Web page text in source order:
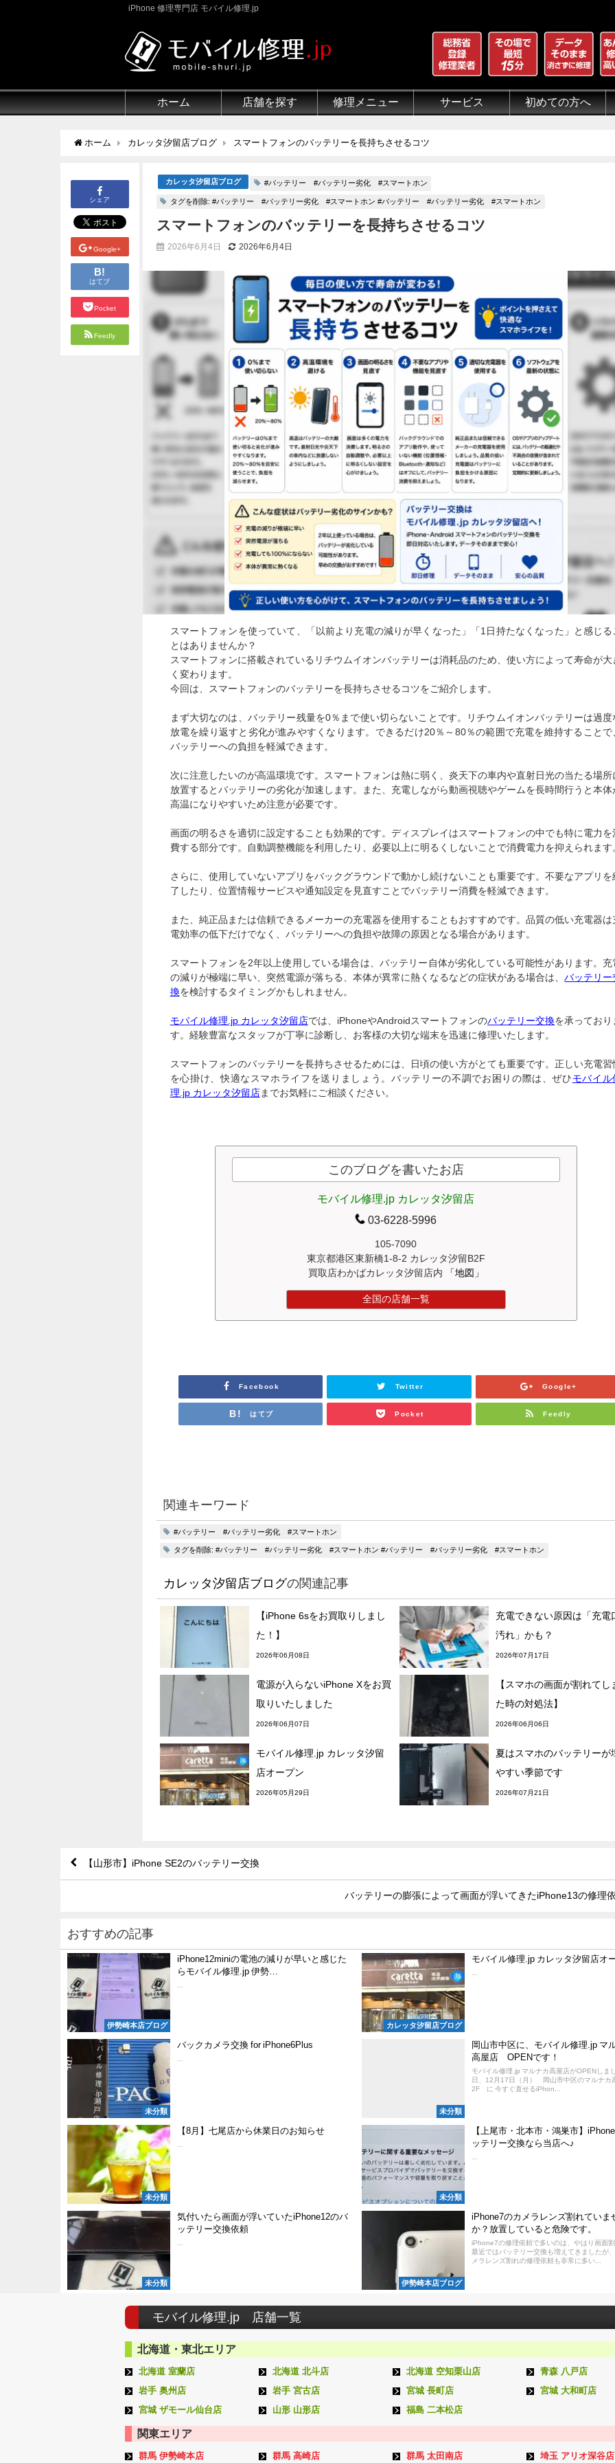
iPhone 修理専門店 モバイル修理.jp
ホーム 店舗を探す 修理メニュー サービス 初めての方へ
ホーム カレッタ汐留店ブログ スマートフォンのバッテリーを長持ちさせるコツ
シェア
Google+
B!
はてブ
Pocket
Feedly
カレッタ汐留店ブログ #バッテリー #バッテリー劣化 #スマートホン
タグを削除: #バッテリー #バッテリー劣化 #スマートホン #バッテリー #バッテリー劣化 #スマートホン
スマートフォンのバッテリーを長持ちさせるコツ
2026年6月4日 2026年6月4日
スマートフォンを使っていて、「以前より充電の減りが早くなった」「1日持たなくなった」と感じる
とはありませんか？
スマートフォンに搭載されているリチウムイオンバッテリーは消耗品のため、使い方によって寿命が大
く変わります。
今回は、スマートフォンのバッテリーを長持ちさせるコツをご紹介します。
まず大切なのは、バッテリー残量を0％まで使い切らないことです。リチウムイオンバッテリーは過度
放電を繰り返すと劣化が進みやすくなります。できるだけ20％～80％の範囲で充電を維持することで
バッテリーへの負担を軽減できます。
次に注意したいのが高温環境です。スマートフォンは熱に弱く、炎天下の車内や直射日光の当たる場所
放置するとバッテリーの劣化が加速します。また、充電しながら動画視聴やゲームを長時間行うと本体
高温になりやすいため注意が必要です。
画面の明るさを適切に設定することも効果的です。ディスプレイはスマートフォンの中でも特に電力を
費する部分です。自動調整機能を利用したり、必要以上に明るくしないことで消費電力を抑えられます
さらに、使用していないアプリをバックグラウンドで動かし続けないことも重要です。不要なアプリを
了したり、位置情報サービスや通知設定を見直すことでバッテリー消費を軽減できます。
また、純正品または信頼できるメーカーの充電器を使用することもおすすめです。品質の低い充電器は
電効率の低下だけでなく、バッテリーへの負担や故障の原因となる場合があります。
スマートフォンを2年以上使用している場合は、バッテリー自体が劣化している可能性があります。充
の減りが極端に早い、突然電源が落ちる、本体が異常に熱くなるなどの症状がある場合は、バッテリー
換を検討するタイミングかもしれません。
モバイル修理.jp カレッタ汐留店では、iPhoneやAndroidスマートフォンのバッテリー交換を承っており
す。経験豊富なスタッフが丁寧に診断し、お客様の大切な端末を迅速に修理いたします。
スマートフォンのバッテリーを長持ちさせるためには、日頃の使い方がとても重要です。正しい充電習
を心掛け、快適なスマホライフを送りましょう。バッテリーの不調でお困りの際は、ぜひ モバイル
理.jp カレッタ汐留店までお気軽にご相談ください。
このブログを書いたお店
モバイル修理.jp カレッタ汐留店
03-6228-5996
105-7090
東京都港区東新橋1-8-2 カレッタ汐留B2F
買取店わかばカレッタ汐留店内
「地図」
全国の店舗一覧
Facebook Twitter Google+
はてブ Pocket Feedly
関連キーワード
#バッテリー #バッテリー劣化 #スマートホン
タグを削除: #バッテリー #バッテリー劣化 #スマートホン #バッテリー #バッテリー劣化 #スマートホン
カレッタ汐留店ブログの関連記事
【iPhone 6sをお買取りしまし
た！】
2026年06月08日
充電できない原因は「充電
汚れ」かも？
2026年07月17日
電源が入らないiPhone Xをお買
取りいたしました
2026年06月07日
【スマホの画面が割れてし
た時の対処法】
2026年06月06日
モバイル修理.jp カレッタ汐留
店オープン
2026年05月29日
夏はスマホのバッテリーが
やすい季節です
2026年07月21日
【山形市】iPhone SE2のバッテリー交換
バッテリーの膨張によって画面が浮いてきたiPhone13の修理
おすすめの記事
伊勢崎本店ブログ
iPhone12miniの電池の減りが早いと感じた
らモバイル修理.jp 伊勢…
カレッタ汐留店ブログ
モバイル修理.jp カレッタ汐留店オ
未分類
バックカメラ交換 for iPhone6Plus
未分類
岡山市中区に、モバイル修理.jp マ
高屋店 OPENです！
モバイル修理.jp マルナカ高屋店がOPENしま
日、12月17日（月） 岡山市中区のマルナカ
2F に 今すぐ直せるiPhon...
未分類
【8月】七尾店から休業日のお知らせ
未分類
【上尾市・北本市・鴻巣市】
ッテリー交換なら当店へ♪
未分類
気付いたら画面が浮いていたiPhone12のバ
ッテリー交換依頼
伊勢崎本店ブログ
iPhone7のカメラレンズ割れていま
か？放置していると危険です。
iPhone7の修理依頼で多いのは、やはり画面
最近ではバッテリー交換も増えてきましたが
メラレンズ割れの修理依頼も非常に多い...
モバイル修理.jp 店舗一覧
北海道・東北エリア
北海道 室蘭店 北海道 北斗店 北海道 空知栗山店
青森 八戸店
岩手 奥州店
岩手 宮古店 宮城 長町店
宮城 大和町店
宮城 ザモール仙台店
山形 山形店 福島 二本松店
関東エリア
群馬 伊勢崎本店 群馬 高崎店 群馬 太田南店 埼玉 アリオ深谷店